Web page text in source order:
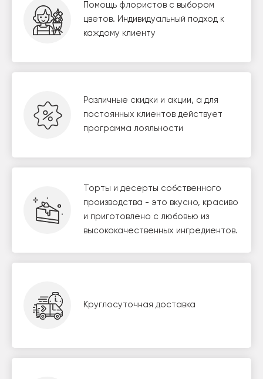
Помощь флористов с выбором
цветов. Индивидуальный подход к
каждому клиенту
Различные скидки и акции, а для
постоянных клиентов действует
программа лояльности
Торты и десерты собственного
производства - это вкусно, красиво
и приготовлено с любовью из
высококачественных ингредиентов.
Круглосуточная доставка